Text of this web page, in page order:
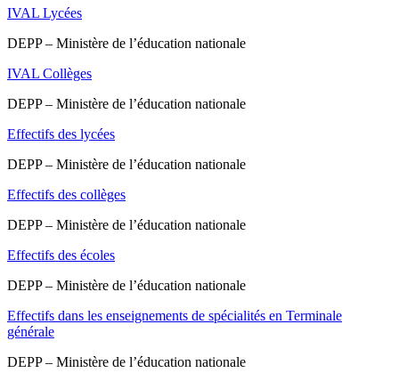
IVAL Lycées
DEPP – Ministère de l’éducation nationale
IVAL Collèges
DEPP – Ministère de l’éducation nationale
Effectifs des lycées
DEPP – Ministère de l’éducation nationale
Effectifs des collèges
DEPP – Ministère de l’éducation nationale
Effectifs des écoles
DEPP – Ministère de l’éducation nationale
Effectifs dans les enseignements de spécialités en Terminale
générale
DEPP – Ministère de l’éducation nationale